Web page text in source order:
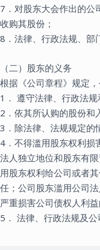
7．对股东大会作出的公
收购其股份；
8．法律、行政法规、部
（二）股东的义务
根据《公司章程》规定
1． 遵守法律、行政法规
2．依其所认购的股份和
3．除法律、法规规定的
4．不得滥用股东权利损
法人独立地位和股东有
用股东权利给公司或者
任；公司股东滥用公司
严重损害公司债权人利
5． 法律、行政法规及公